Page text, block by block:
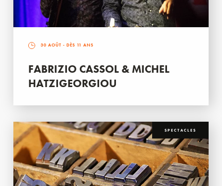
30 AOÛT - DÈS 11 ANS
FABRIZIO CASSOL & MICHEL
HATZIGEORGIOU
SPECTACLES